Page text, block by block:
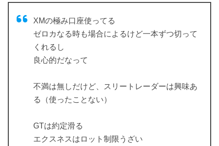
ボーナスポイントの額は、なんと入金額の100%。
例えば1万円の入金なら1万円分のボーナスポイント
がもらえちゃいます。
つまり、1万円の入金で2万円分のトレードできるん
ですから大変お得なのです。
でトレードを体験することができてしまいます。
入出金もスピーディーで、分からないことがあって
不安も無くトレードに集中できます。
XMの極み口座使ってる
ゼロカなる時も場合によるけど一本ずつ切って
くれるし
良心的だなって
不満は無しだけど、スリートレーダーは興味あ
る（使ったことない）
GTは約定滑る
エクスネスはロット制限うざい